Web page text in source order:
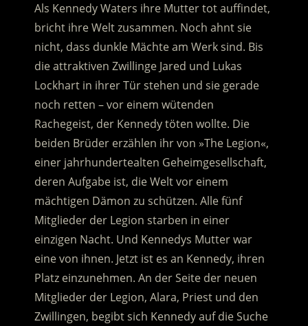
Als Kennedy Waters ihre Mutter tot auffindet,
bricht ihre Welt zusammen. Noch ahnt sie
nicht, dass dunkle Mächte am Werk sind. Bis
die attraktiven Zwillinge Jared und Lukas
Lockhart in ihrer Tür stehen und sie gerade
noch retten – vor einem wütenden
Rachegeist, der Kennedy töten wollte. Die
beiden Brüder erzählen ihr von »The Legion«,
einer jahrhundertealten Geheimgesellschaft,
deren Aufgabe ist, die Welt vor einem
mächtigen Dämon zu schützen. Alle fünf
Mitglieder der Legion starben in einer
einzigen Nacht. Und Kennedys Mutter war
eine von ihnen. Jetzt ist es an Kennedy, ihren
Platz einzunehmen. An der Seite der neuen
Mitglieder der Legion, Alara, Priest und den
Zwillingen, begibt sich Kennedy auf die Suche